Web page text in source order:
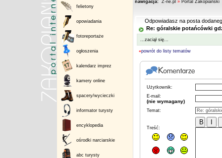
felietony
opowiadania
fotoreportaże
ogłoszenia
kalendarz imprez
kamery online
spacery/wycieczki
informator turysty
encyklopedia
ośrodki narciarskie
abc turysty
nawigacja: Z-ne.pl » Portal Zakopiański
Odpowiadasz na posta
Re: góralskie potańcówki
...zaciął się...
«powrót do listy tematów
Użytkownik:
E-mail:
(nie wymagany)
Temat:
Treść: